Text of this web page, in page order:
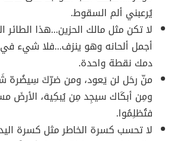
يُرعبني ألم السقوط.
لا تكن مثل مالك الحزين...هذا
أجمل ألحانه وهو ينزف...فلا شيء
دمك نقطة واحدة.
منّ رحَل لن يَعود، ومن ضرّكَ سِيضُرهّ
ومِن أبكَاك سيجِد مِن يُبكِيهَ، الأرضَ
فتُظلِمُوا.
لا تحسب كسرة الخاطر مثل كسرة اليد